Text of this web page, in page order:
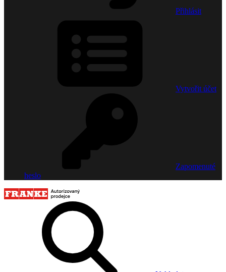
Přihlásit
Vytvořit účet
Zapomenuté
heslo